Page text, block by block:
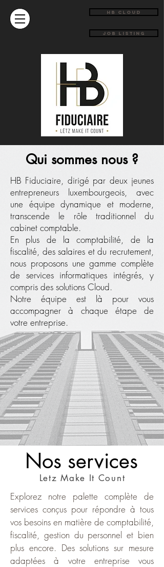
HB Cloud
JOB LISTING
Qui sommes nous ?
HB Fiduciaire, dirigé par deux jeunes
entrepreneurs luxembourgeois, avec
une équipe dynamique et moderne,
transcende le rôle traditionnel du
cabinet comptable.
En plus de la comptabilité, de la
fiscalité, des salaires et du recrutement,
nous proposons une gamme complète
de services informatiques intégrés, y
compris des solutions Cloud.
Notre équipe est là pour vous
accompagner à chaque étape de
votre entreprise.
Nos services
Letz Make It Count
Explorez notre palette complète de
services conçus pour répondre à tous
vos besoins en matière de comptabilité,
fiscalité, gestion du personnel et bien
plus encore. Des solutions sur mesure
adaptées à votre entreprise vous